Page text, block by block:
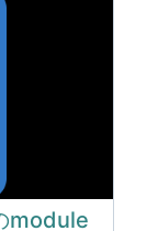
module